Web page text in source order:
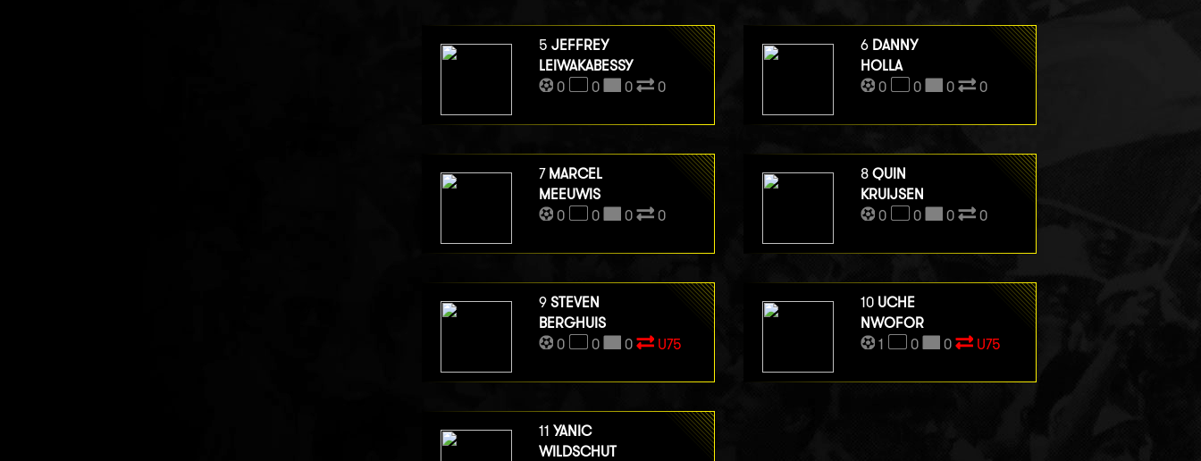
5 JEFFREY
LEIWAKABESSY
0
0 0 0
6 DANNY
HOLLA
0
0 0 0
7 MARCEL
MEEUWIS
0
0 0 0
8 QUIN
KRUIJSEN
0
0 0 0
9 STEVEN
BERGHUIS
0
0 0 U75
10 UCHE
NWOFOR
1
0 0 U75
11 YANIC
WILDSCHUT